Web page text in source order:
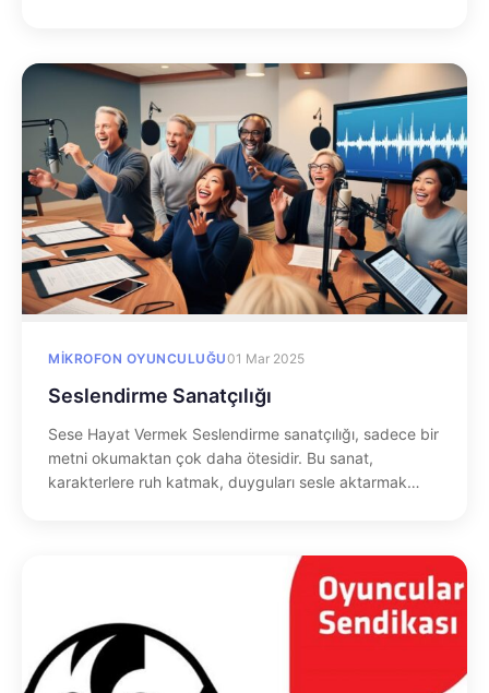
MIKROFON OYUNCULUĞU01 Mar 2025
Seslendirme Sanatçılığı
Sese Hayat Vermek Seslendirme sanatçılığı, sadece bir
metni okumaktan çok daha ötesidir. Bu sanat,
karakterlere ruh katmak, duyguları sesle aktarmak…